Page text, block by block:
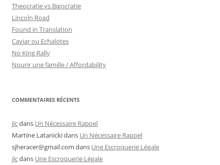
Theocratie vs Bigocratie
Lincoln Road
Found in Translation
Caviar ou Echalotes
No King Rally
Nourir une famille / Affordability
COMMENTAIRES RÉCENTS
jlcdans Un Nécessaire Rappel
Martine Latanickidans Un Nécessaire Rappel
sjheracer@gmail.com dans Une Escroquerie Légale
jlcdans Une Escroquerie Légale